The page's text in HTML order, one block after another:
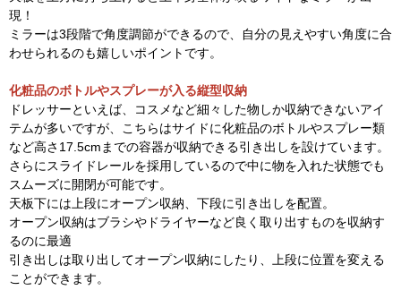
現！
ミラーは3段階で角度調節ができるので、自分の見えやすい角度に合
わせられるのも嬉しいポイントです。
化粧品のボトルやスプレーが入る縦型収納
ドレッサーといえば、コスメなど細々した物しか収納できないアイ
テムが多いですが、こちらはサイドに化粧品のボトルやスプレー類
など高さ17.5cmまでの容器が収納できる引き出しを設けています。
さらにスライドレールを採用しているので中に物を入れた状態でも
スムーズに開閉が可能です。
天板下には上段にオープン収納、下段に引き出しを配置。
オープン収納はブラシやドライヤーなど良く取り出すものを収納す
るのに最適
引き出しは取り出してオープン収納にしたり、上段に位置を変える
ことができます。